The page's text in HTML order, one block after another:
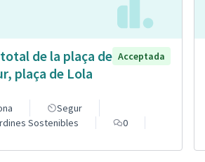
de la plaça de
plaça de Lola
Acceptada
Segur
Sostenibles
0